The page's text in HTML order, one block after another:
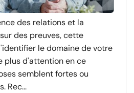
des relations et la
des preuves, cette
le domaine de votre
plus d'attention en ce
semblent fortes ou
Rec...